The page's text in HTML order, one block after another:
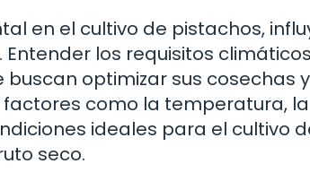
en el cultivo de pistachos,
los requisitos
optimizar sus cosechas
como la temperatura,
ideales para el cultivo
seco.